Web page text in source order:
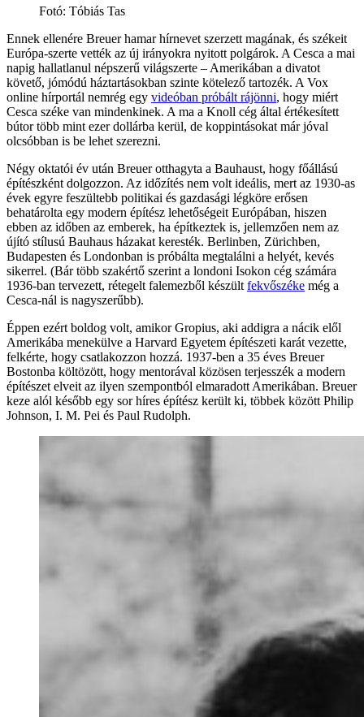
Fotó: Tóbiás Tas
Ennek ellenére Breuer hamar hírnevet szerzett magának, és székeit
Európa-szerte vették az új irányokra nyitott polgárok. A Cesca a mai
napig hallatlanul népszerű világszerte – Amerikában a divatot
követő, jómódú háztartásokban szinte kötelező tartozék. A Vox
online hírportál nemrég egy videóban próbált rájönni, hogy miért
Cesca széke van mindenkinek. A ma a Knoll cég által értékesített
bútor több mint ezer dollárba kerül, de koppintásokat már jóval
olcsóbban is be lehet szerezni.
Négy oktatói év után Breuer otthagyta a Bauhaust, hogy főállású
építészként dolgozzon. Az időzítés nem volt ideális, mert az 1930-as
évek egyre feszültebb politikai és gazdasági légköre erősen
behatárolta egy modern építész lehetőségeit Európában, hiszen
ebben az időben az emberek, ha építkeztek is, jellemzően nem az
újító stílusú Bauhaus házakat keresték. Berlinben, Zürichben,
Budapesten és Londonban is próbálta megtalálni a helyét, kevés
sikerrel. (Bár több szakértő szerint a londoni Isokon cég számára
1936-ban tervezett, rétegelt falemezből készült fekvőszéke még a
Cesca-nál is nagyszerűbb).
Éppen ezért boldog volt, amikor Gropius, aki addigra a nácik elől
Amerikába menekülve a Harvard Egyetem építészeti karát vezette,
felkérte, hogy csatlakozzon hozzá. 1937-ben a 35 éves Breuer
Bostonba költözött, hogy mentorával közösen terjesszék a modern
építészet elveit az ilyen szempontból elmaradott Amerikában. Breuer
keze alól később egy sor híres építész került ki, többek között Philip
Johnson, I. M. Pei és Paul Rudolph.